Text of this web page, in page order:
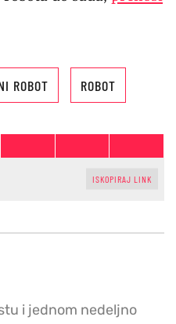
ROBOT ROBOT
ISKOPIRAJ LINK
i jednom nedeljno